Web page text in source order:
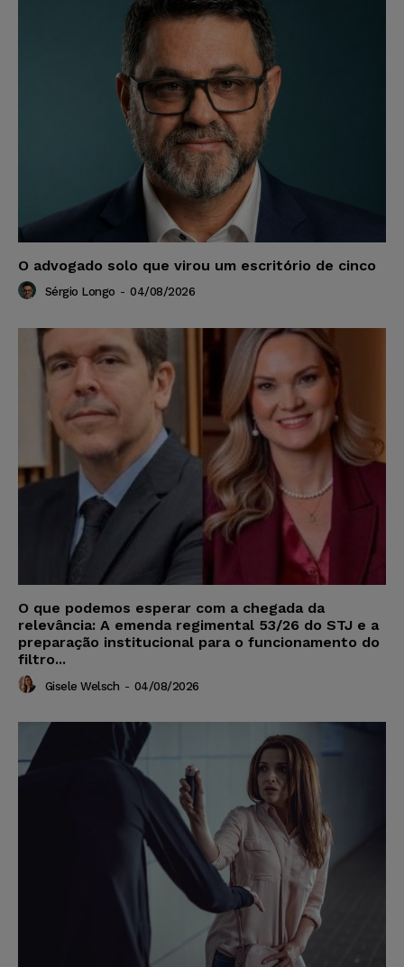
O advogado solo que virou um escritório de cinco
Sérgio Longo - 04/08/2026
O que podemos esperar com a chegada da
relevância: A emenda regimental 53/26 do STJ e a
preparação institucional para o funcionamento do
filtro...
Gisele Welsch - 04/08/2026